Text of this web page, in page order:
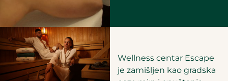
Wellness centar Escape
je zamišljen kao gradska